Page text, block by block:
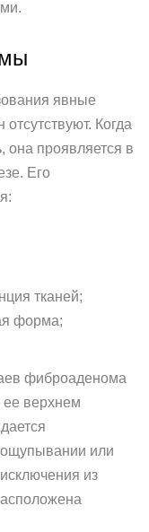
явные
Когда
она проявляется в
Его
тканей;
форма;
фиброаденома
ее верхнем
или
из